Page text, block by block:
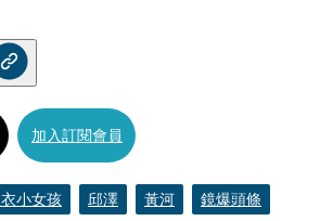
加入訂閱會員
小女孩 邱澤 黃河
鏡爆頭條